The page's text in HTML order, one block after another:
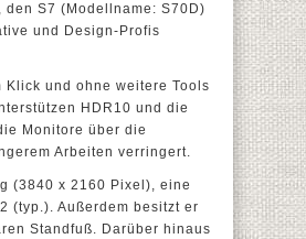
S7 (Modellname: S70D)
und Design-Profis
Klick und ohne weitere Tools
HDR10 und die
Monitore über die
Arbeiten verringert.
(3840 x 2160 Pixel), eine
(typ.). Außerdem besitzt er
Standfuß. Darüber hinaus